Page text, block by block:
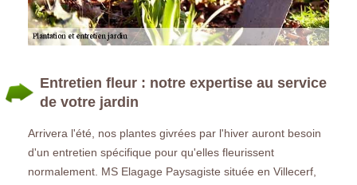
Entretien fleur : notre expertise au service
de votre jardin
Arrivera l'été, nos plantes givrées par l'hiver auront besoin
d'un entretien spécifique pour qu'elles fleurissent
normalement. MS Elagage Paysagiste située en Villecerf,